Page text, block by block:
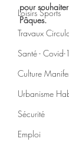
Loisirs Sports
Travaux
Santé - Covid-
Culture
Urbanisme
Sécurité
Emploi
pour
Pâques.